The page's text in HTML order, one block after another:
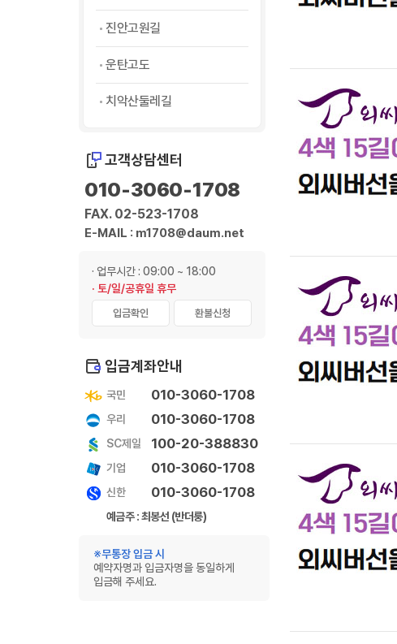
진안고원길
운탄고도
치악산둘레길
고객상담센터
010-3060-1708
FAX. 02-523-1708
E-MAIL : m1708@daum.net
· 업무시간 : 09:00 ~ 18:00
· 토/일/공휴일 휴무
입금확인 환불신청
입금계좌안내
국민 010-3060-1708
우리 010-3060-1708
SC제일 100-20-388830
기업 010-3060-1708
신한 010-3060-1708
예금주 : 최봉선 (반더룽)
※무통장 입금 시
예약자명과 입금자명을 동일하게
입금해 주세요.